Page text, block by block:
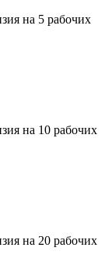
на 5 рабочих
на 10 рабочих
на 20 рабочих